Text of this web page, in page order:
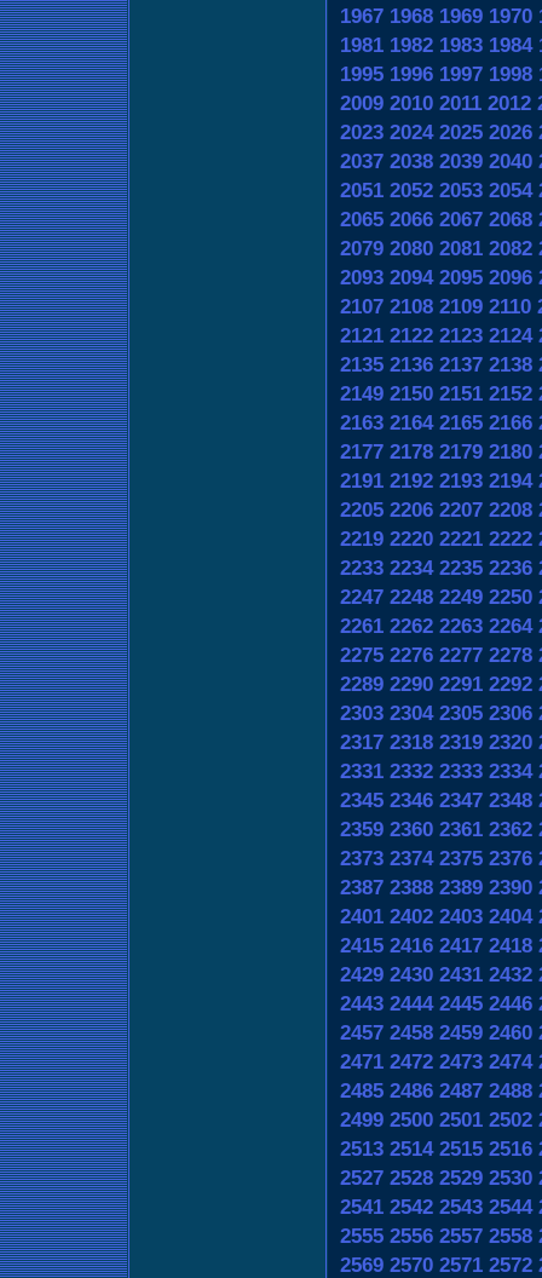
1967 1968 1969 1970
1981 1982 1983 1984
1995 1996 1997 1998
2009 2010 2011 2012
2023 2024 2025 2026
2037 2038 2039 2040
2051 2052 2053 2054
2065 2066 2067 2068
2079 2080 2081 2082
2093 2094 2095 2096
2107 2108 2109 2110
2121 2122 2123 2124
2135 2136 2137 2138
2149 2150 2151 2152
2163 2164 2165 2166
2177 2178 2179 2180
2191 2192 2193 2194
2205 2206 2207 2208
2219 2220 2221 2222
2233 2234 2235 2236
2247 2248 2249 2250
2261 2262 2263 2264
2275 2276 2277 2278
2289 2290 2291 2292
2303 2304 2305 2306
2317 2318 2319 2320
2331 2332 2333 2334
2345 2346 2347 2348
2359 2360 2361 2362
2373 2374 2375 2376
2387 2388 2389 2390
2401 2402 2403 2404
2415 2416 2417 2418
2429 2430 2431 2432
2443 2444 2445 2446
2457 2458 2459 2460
2471 2472 2473 2474
2485 2486 2487 2488
2499 2500 2501 2502
2513 2514 2515 2516
2527 2528 2529 2530
2541 2542 2543 2544
2555 2556 2557 2558
2569 2570 2571 2572